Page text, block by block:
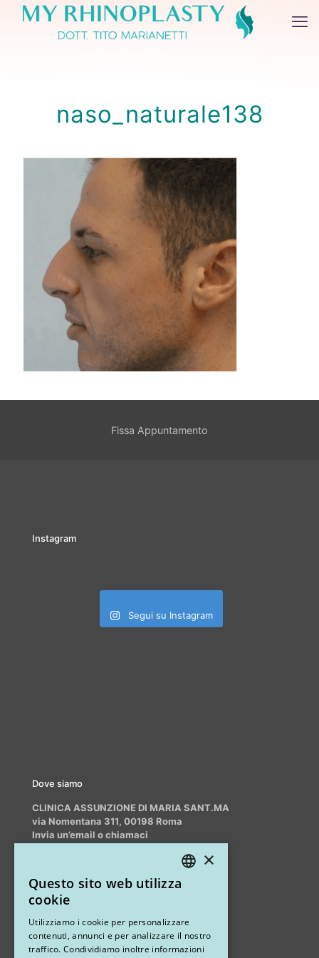
naso_naturale138
Fissa Appuntamento
Instagram
Segui su Instagram
Dove siamo
CLINICA ASSUNZIONE DI MARIA SANT.MA
via Nomentana 311, 00198 Roma
Invia un’email o chiamaci
Altri studi
STUDIO MARIANETTI MED
×
Questo sito web utilizza
cookie
Utilizziamo i cookie per personalizzare
contenuti, annunci e per analizzare il nostro
traffico. Condividiamo inoltre informazioni